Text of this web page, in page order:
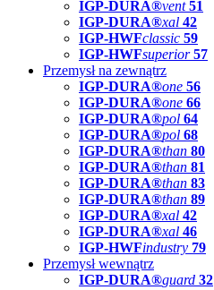
IGP-DURA®vent 51
IGP-DURA®xal 42
IGP-HWFclassic 59
IGP-HWFsuperior 57
Przemysł na zewnątrz
IGP-DURA®one 56
IGP-DURA®one 66
IGP-DURA®pol 64
IGP-DURA®pol 68
IGP-DURA®than 80
IGP-DURA®than 81
IGP-DURA®than 83
IGP-DURA®than 89
IGP-DURA®xal 42
IGP-DURA®xal 46
IGP-HWFindustry 79
Przemysł wewnątrz
IGP-DURA®guard 32